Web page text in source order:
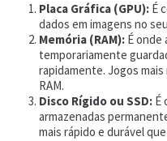
Placa Gráfica (GPU): É
dados em imagens no
Memória (RAM): É onde
temporariamente
rapidamente. Jogos
RAM.
Disco Rígido ou SSD: É
armazenadas
mais rápido e durável